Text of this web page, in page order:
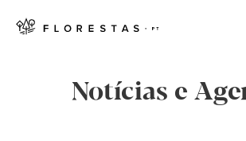
Notícias e